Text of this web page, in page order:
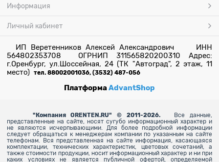
Информация
Личный кабинет
ИП Веретенников Алексей Александрович ИНН
564802353708 ОГРНИП 311565820200310 Адрес:
г.Оренбург, ул.Шоссейная, 24 (ТК "Автоград", 2 этаж, 11
место) тел. 88002001036, (3532) 487-056
ПлатформаAdvantShop
" Компания ORENTEN.RU" © 2011-2026.
Все данные,
представленные на сайте, носят сугубо информационный характер и
не являются исчерпывающими. Для более подробной информации
следует обращаться к менеджерам компании по указанным на сайте
телефонам. Вся представленная на сайте информация, касающаяся
комплектации, технических характеристик, цветовых сочетаний, а
также стоимости продукции, носит информационный характер и ни при
каких условиях не является публичной офертой, определяемой